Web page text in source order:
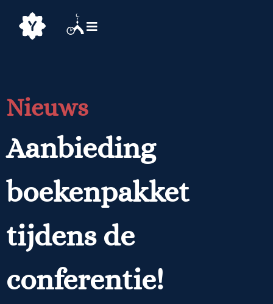
Nieuws
Aanbieding
boekenpakket
tijdens de
conferentie!